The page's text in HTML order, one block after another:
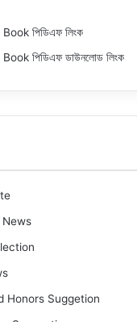
Book পিডিএফ লিংক
Book পিডিএফ ডাউনলোড লিংক
News
Honors Suggetion